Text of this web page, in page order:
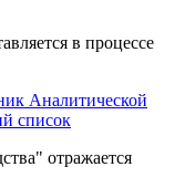
в процессе
Аналитической
список
отражается